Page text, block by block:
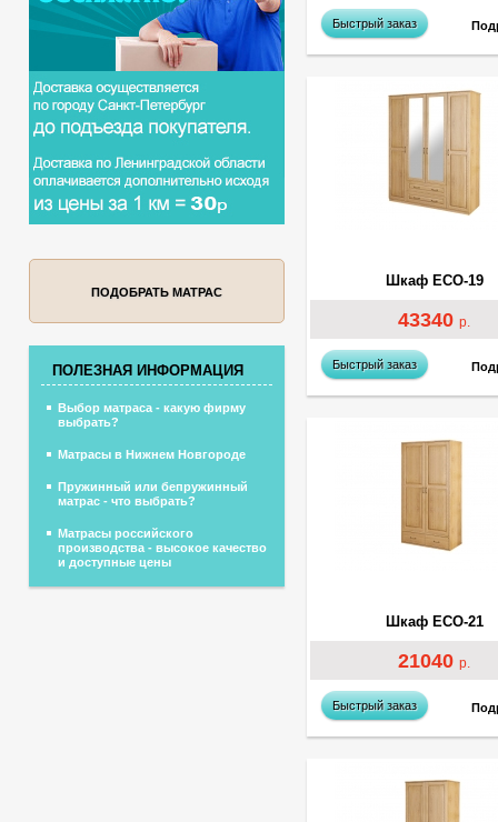
Быстрый заказ
43340р.
Шкаф ECO-19
Быстрый заказ
21040р.
Шкаф ECO-21
Быстрый заказ
ПОДОБРАТЬ МАТРАС
ПОЛЕЗНАЯ ИНФОРМАЦИЯ
Выбор матраса - какую фирму
выбрать?
Матрасы в Нижнем Новгороде
Пружинный или бепружинный
матрас - что выбрать?
Матрасы российского
производства - высокое качество
и доступные цены